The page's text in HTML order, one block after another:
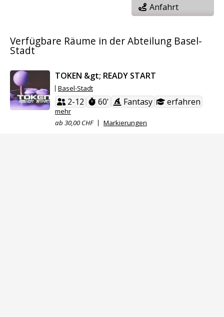
Anfahrt
Verfügbare Räume in der Abteilung Basel-
Stadt
TOKEN &gt; READY START
Basel-Stadt
2-12 60' Fantasy erfahren
mehr
ab 30,00 CHF
Markierungen